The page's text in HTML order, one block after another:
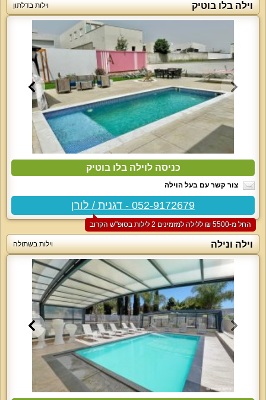
וילה בלו בוטיק וילות בדלתון
כניסה לוילה בלו בוטיק
צור קשר עם בעל הוילה
052-9172679 - דגנית / לורן
החל מ-‏5500 ₪ ללילה למזמינים 2 לילות בסופ"ש הקרוב
וילה ונילה וילות בשתולה